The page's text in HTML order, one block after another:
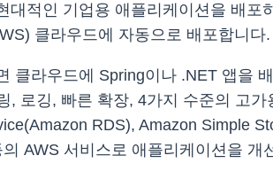
대적인 기업용 애플리케이션을 배
클라우드에 자동으로 배포합니다.
클라우드에 Spring이나 .NET 앱을
, 로깅, 빠른 확장, 4가지 수준의 고
RDS), Amazon Simple
AWS 서비스로 애플리케이션을 개